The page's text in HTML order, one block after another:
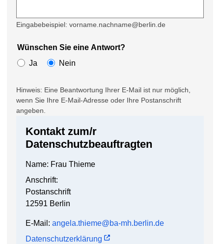
Eingabebeispiel: vorname.nachname@berlin.de
Wünschen Sie eine Antwort?
Ja
Nein
Hinweis: Eine Beantwortung Ihrer E-Mail ist nur möglich,
wenn Sie Ihre E-Mail-Adresse oder Ihre Postanschrift
angeben.
Kontakt zum/r
Datenschutzbeauftragten
Name: Frau Thieme
Anschrift:
Postanschrift
12591 Berlin
E-Mail: angela.thieme@ba-mh.berlin.de
Datenschutzerklärung